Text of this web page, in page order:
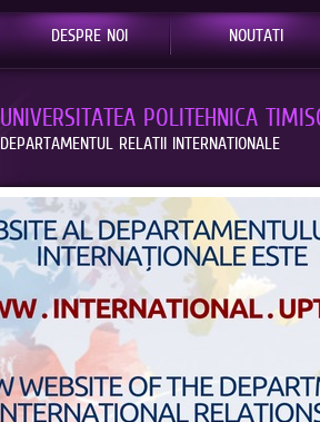
DESPRE NOI NOUTATI
UNIVERSITATEA POLITEHNICA
DEPARTAMENTUL RELATII INTERNATIONALE